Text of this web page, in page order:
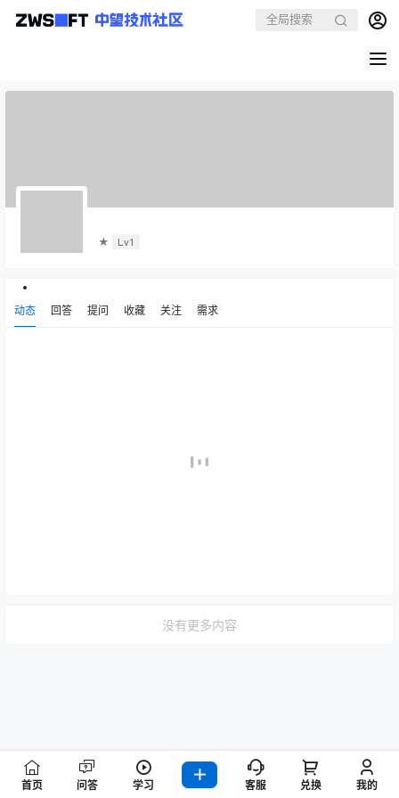
★ Lv1
动态 回答 提问 收藏 关注 需求
没有更多内容
首页 问答 学习 客服 兑换 我的